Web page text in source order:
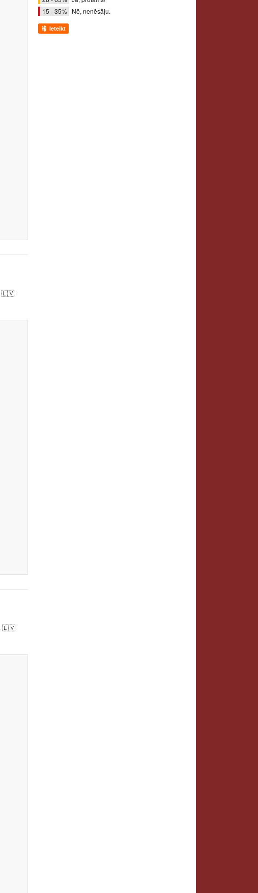
🇱🇻
🇱🇻
15 - 35% Nē, nenēsāju.
Ieteikt